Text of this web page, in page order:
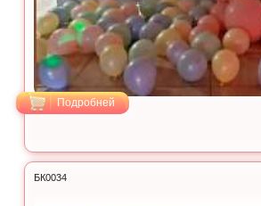
Подробней
БК0034